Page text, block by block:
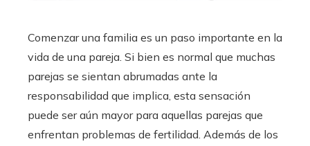
Comenzar una familia es un paso importante en la
vida de una pareja. Si bien es normal que muchas
parejas se sientan abrumadas ante la
responsabilidad que implica, esta sensación
puede ser aún mayor para aquellas parejas que
enfrentan problemas de fertilidad. Además de los